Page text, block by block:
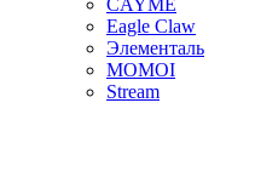
CAYME
Eagle Claw
Элементаль
MOMOI
Stream